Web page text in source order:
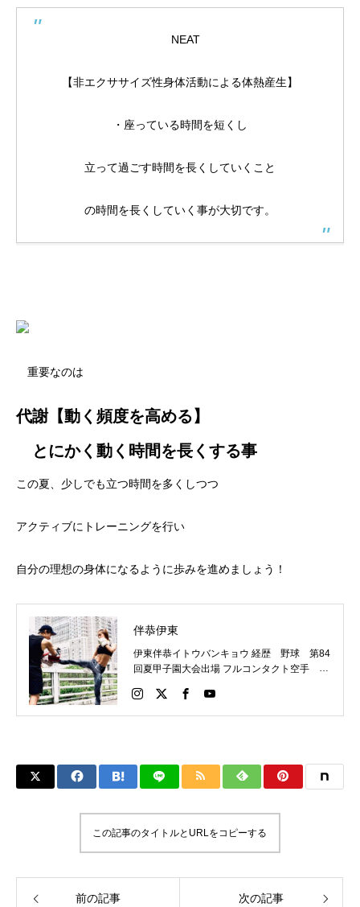
NEAT
【非エクササイズ性身体活動による体熱産生】
・座っている時間を短くし
立って過ごす時間を長くしていくこと
の時間を長くしていく事が大切です。
重要なのは
代謝【動く頻度を高める】
とにかく動く時間を長くする事
この夏、少しでも立つ時間を多くしつつ
アクティブにトレーニングを行い
自分の理想の身体になるように歩みを進めましょう！
伴恭伊東
伊東伴恭イトウバンキョウ 経歴 野球 第84
回夏甲子園大会出場 フルコンタクト空手 日
パーライト級新人王 FOKウェルター級王者
WMCライト級日本王者 トレーニング依頼は
この記事のタイトルとURLをコピーする
前の記事 次の記事